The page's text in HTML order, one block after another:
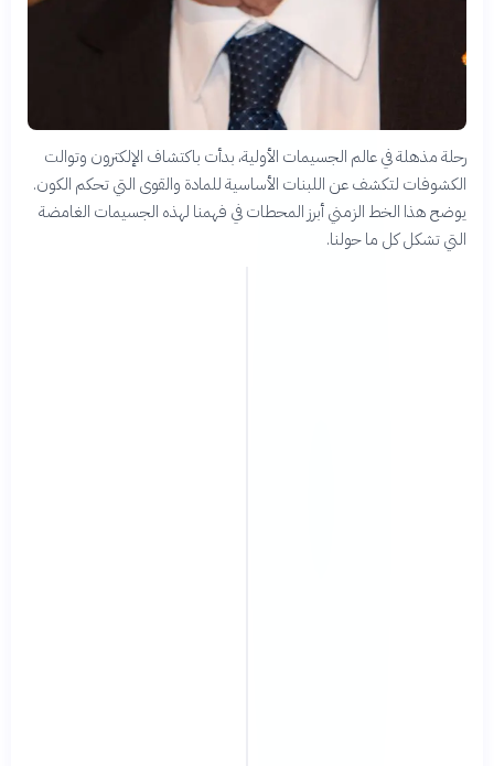
رحلة مذهلة في عالم الجسيمات الأولية، بدأت باكتشاف الإلكترون وتوالت
الكشوفات لتكشف عن اللبنات الأساسية للمادة والقوى التي تحكم الكون.
يوضح هذا الخط الزمني أبرز المحطات في فهمنا لهذه الجسيمات الغامضة
التي تشكل كل ما حولنا.